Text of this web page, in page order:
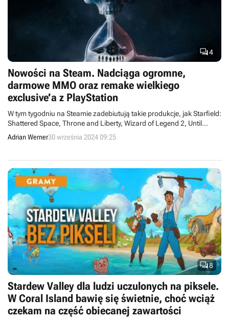
4
Nowości na Steam. Nadciąga ogromne,
darmowe MMO oraz remake wielkiego
exclusive’a z PlayStation
W tym tygodniu na Steamie zadebiutują takie produkcje, jak Starfield:
Shattered Space, Throne and Liberty, Wizard of Legend 2, Until
Dawn, Banquet for Fools, Rogue Waters czy Zoochosis.
Adrian Werner30 września 2024 09:25
8
Stardew Valley dla ludzi uczulonych na piksele.
W Coral Island bawię się świetnie, choć wciąż
czekam na część obiecanej zawartości